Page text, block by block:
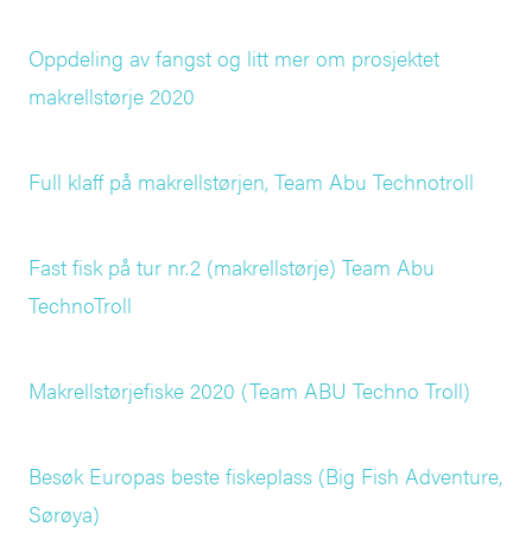
Oppdeling av fangst og litt mer om prosjektet
makrellstørje 2020
Full klaff på makrellstørjen, Team Abu Technotroll
Fast fisk på tur nr.2 (makrellstørje) Team Abu
TechnoTroll
Makrellstørjefiske 2020 (Team ABU Techno Troll)
Besøk Europas beste fiskeplass (Big Fish Adventure,
Sørøya)